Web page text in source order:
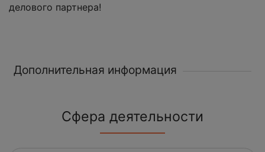
делового партнера!
Дополнительная информация
Сфера деятельности